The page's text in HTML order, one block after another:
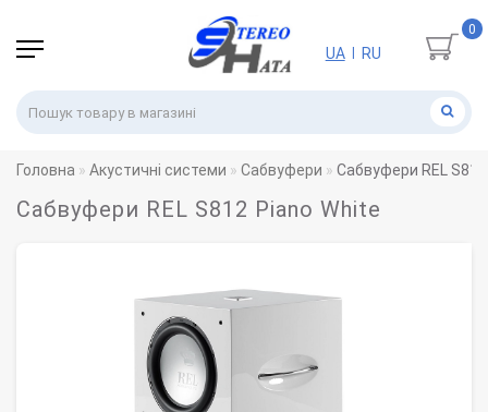
0
UA RU
Головна Акустичні системи Сабвуфери Сабвуфери REL
Сабвуфери REL S812 Piano White